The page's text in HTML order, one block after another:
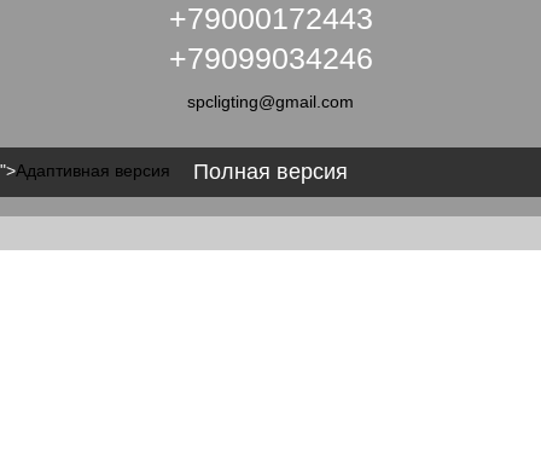
+79000172443
+79099034246
spcligting@gmail.com
Полная версия
">Адаптивная версия